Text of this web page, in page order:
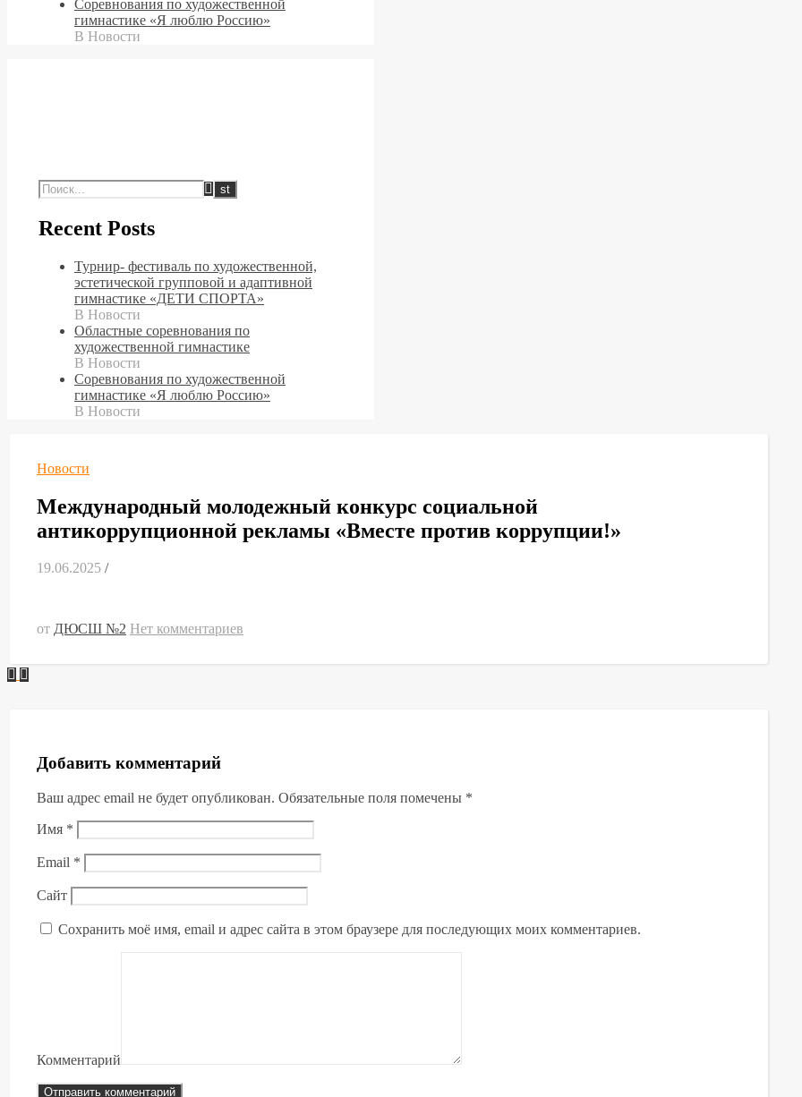
Cоревнования по художественной
гимнастике «Я люблю Россию»
В Новости
Recent Posts
Турнир- фестиваль по художественной,
эстетической групповой и адаптивной
гимнастике «ДЕТИ СПОРТА»
В Новости
Областные соревнования по
художественной гимнастике
В Новости
Cоревнования по художественной
гимнастике «Я люблю Россию»
В Новости
Новости
Международный молодежный конкурс социальной
антикоррупционной рекламы «Вместе против коррупции!»
19.06.2025 /
от ДЮСШ №2 Нет комментариев
Добавить комментарий
Ваш адрес email не будет опубликован. Обязательные поля помечены *
Имя *
Email *
Сайт
Сохранить моё имя, email и адрес сайта в этом браузере для последующих моих комментариев.
Комментарий